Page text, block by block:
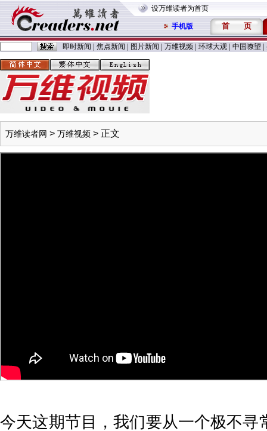
设万维读者为首页
手机版 首 页
即时新闻 焦点新闻 图片新闻 万维视频 环球大观 中国嘹望
万维读者网 > 万维视频 > 正文
今天这期节目，我们要从一个极不寻